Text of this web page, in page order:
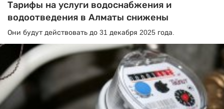
Тарифы на услуги водоснабжения и
водоотведения в Алматы снижены
Они будут действовать до 31 декабря 2025 года.